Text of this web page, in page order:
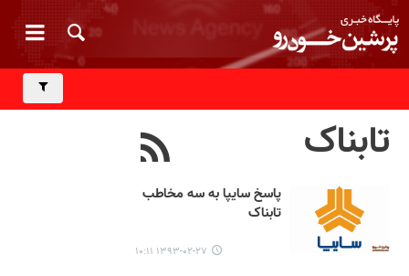
تابناک
پاسخ سایپا به سه مخاطب
تابناک
۱۳۹۳-۰۲-۲۷ ۱۰:۱۱